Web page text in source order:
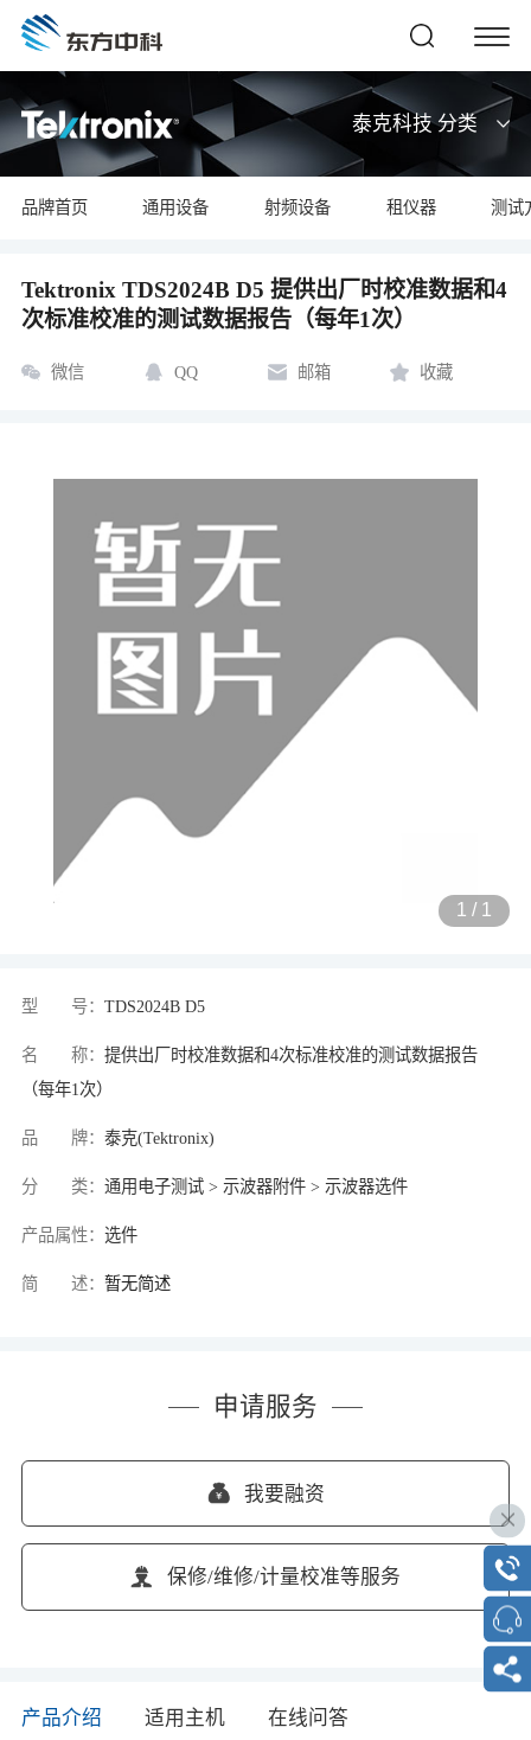
泰克科技 分类
品牌首页 通用设备 射频设备 租仪器 测试
Tektronix TDS2024B D5 提供出厂时校准数据和4
次标准校准的测试数据报告（每年1次）
微信 QQ 邮箱 收藏
1 / 1
型 号： TDS2024B D5
名 称： 提供出厂时校准数据和4次标准校准的测试数据报告
（每年1次）
品 牌： 泰克(Tektronix)
分 类： 通用电子测试 > 示波器附件 > 示波器选件
产品属性： 选件
简 述： 暂无简述
申请服务
我要融资
保修/维修/计量校准等服务
产品介绍 适用主机 在线问答